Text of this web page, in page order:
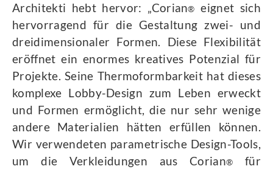
Architekti hebt hervor: „Corian® eignet sich
hervorragend für die Gestaltung zwei- und
dreidimensionaler Formen. Diese Flexibilität
eröffnet ein enormes kreatives Potenzial für
Projekte. Seine Thermoformbarkeit hat dieses
komplexe Lobby-Design zum Leben erweckt
und Formen ermöglicht, die nur sehr wenige
andere Materialien hätten erfüllen können.
Wir verwendeten parametrische Design-Tools,
um die Verkleidungen aus Corian®
für